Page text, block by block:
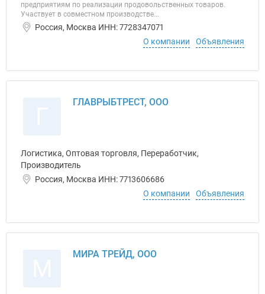
предприятиям по реализации продовольственных товаров.
Участвует в совместном производстве...
Россия, Москва ИНН: 7728347071
О компании
Объявления
ГЛАВРЫБТРЕСТ, ООО
Логистика, Оптовая торговля, Переработчик,
Производитель
Россия, Москва ИНН: 7713606686
О компании
Объявления
МИРА ТРЕЙД, ООО